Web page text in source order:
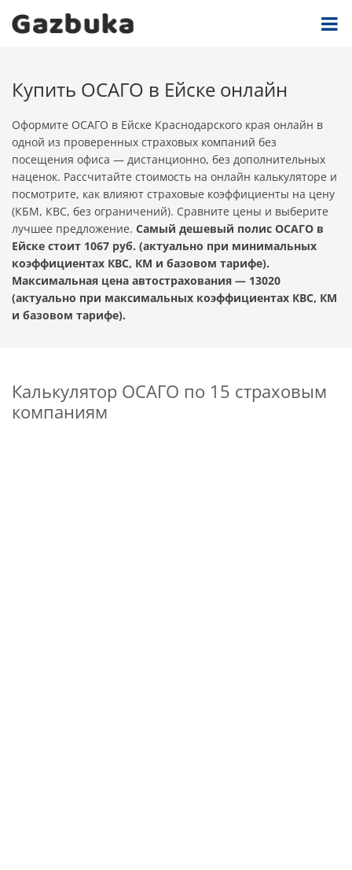
Купить ОСАГО в Ейске онлайн
Оформите ОСАГО в Ейске Краснодарского края онлайн в
одной из проверенных страховых компаний без
посещения офиса — дистанционно, без дополнительных
наценок. Рассчитайте стоимость на онлайн калькуляторе и
посмотрите, как влияют страховые коэффициенты на цену
(КБМ, КВС, без ограничений). Сравните цены и выберите
лучшее предложение. Самый дешевый полис ОСАГО в
Ейске стоит 1067 руб. (актуально при минимальных
коэффициентах КВС, КМ и базовом тарифе).
Максимальная цена автострахования — 13020
(актуально при максимальных коэффициентах КВС, КМ
и базовом тарифе).
Калькулятор ОСАГО по 15 страховым
компаниям